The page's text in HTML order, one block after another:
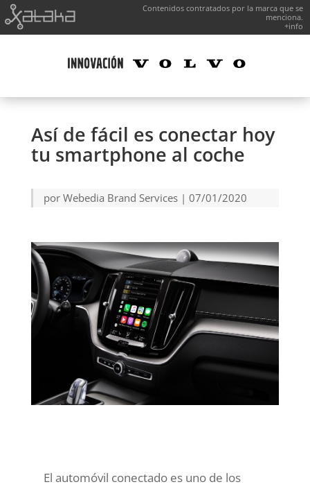
Contenidos contratados por la marca que se
menciona.
+info
Así de fácil es conectar hoy
tu smartphone al coche
por Webedia Brand Services| 07/01/2020
El automóvil conectado es uno de los